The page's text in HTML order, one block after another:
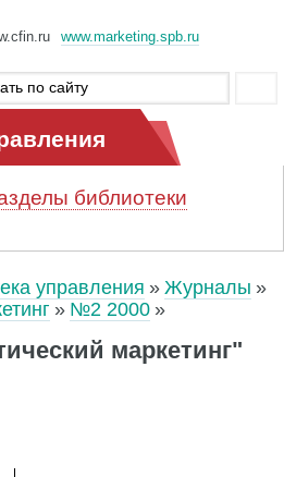
www.marketing.spb.ru
библиотеки
управления
Журналы
№2 2000
маркетинг"